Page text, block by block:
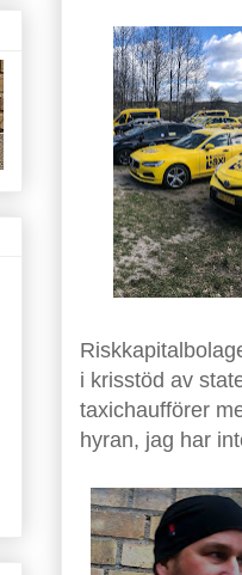
i krisstöd av
taxichaufförer
hyran, jag har